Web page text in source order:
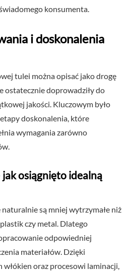
konsumenta.
i doskonalenia
tulei można opisać jako drogę
ostatecznie doprowadziły do
jakości. Kluczowym było
doskonalenia, które
wymagania zarówno
osiągnięto idealną
są mniej wytrzymałe niż
czy metal. Dlatego
odpowiedniej
materiałów. Dzięki
oraz procesowi laminacji,